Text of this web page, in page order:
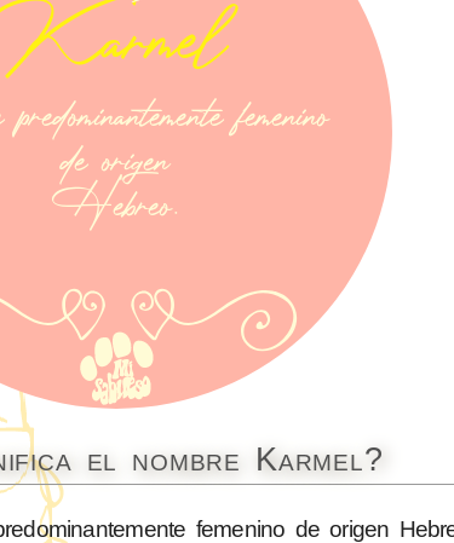
el nombre Karmel?
femenino de origen